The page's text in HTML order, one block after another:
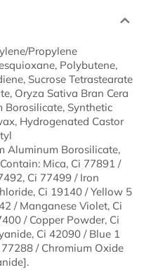
Propylene
Polybutene,
Sucrose Tetrastearate
Oryza Sativa Bran Cera
Borosilicate, Synthetic
Hydrogenated Castor
Aluminum Borosilicate,
Mica, Ci 77891 /
Ci 77499 / Iron
Ci 19140 / Yellow 5
/ Manganese Violet, Ci
/ Copper Powder, Ci
Ci 42090 / Blue 1
/ Chromium Oxide